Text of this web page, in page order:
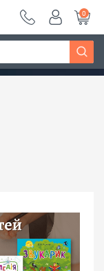
Дізнатись більше
0